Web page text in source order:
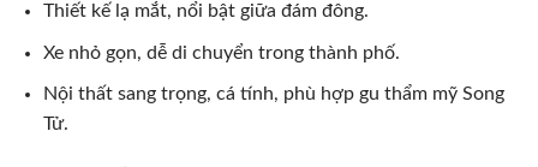
Thiết kế lạ mắt, nổi bật giữa đám đông.
Xe nhỏ gọn, dễ di chuyển trong thành phố.
Nội thất sang trọng, cá tính, phù hợp gu thẩm mỹ Song
Tử.